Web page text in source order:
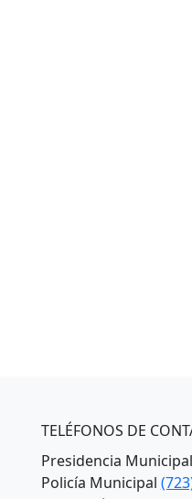
TELÉFONOS DE
Presidencia Municipal
Policía Municipal